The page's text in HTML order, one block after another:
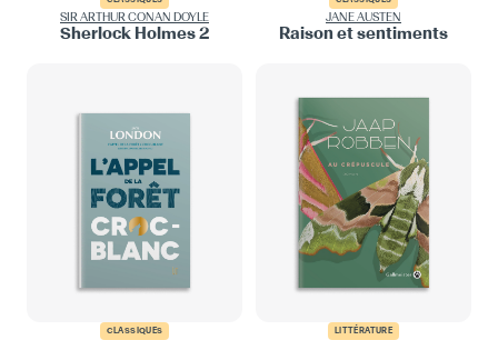
SIR ARTHUR CONAN DOYLE
Sherlock Holmes 2
JANE AUSTEN
Raison et sentiments
CLASSIQUES LITTÉRATURE